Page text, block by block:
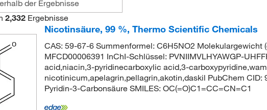
2,332 Ergebnisse
Nicotinsäure, 99 %, Thermo Scientific Chemicals
CAS: 59-67-6 Summenformel: C6H5NO2 Molekulargewicht
MFCD00006391 InChI-Schlüssel: PVNIIMVLHYAWGP-
acid,niacin,3-pyridinecarboxylic acid,3-
nicotinicum,apelagrin,pellagrin,akotin,daskil PubChem CID:
Pyridin-3-Carbonsäure SMILES: OC(=O)C1=CC=CN=C1